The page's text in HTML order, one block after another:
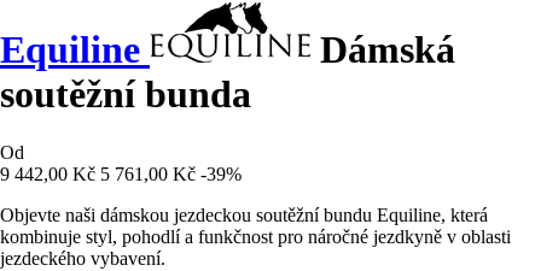
Equiline
Dámská
soutěžní bunda
Od
9 442,00 Kč 5 761,00 Kč -39%
Objevte naši dámskou jezdeckou soutěžní bundu Equiline, která
kombinuje styl, pohodlí a funkčnost pro náročné jezdkyně v oblasti
jezdeckého vybavení.